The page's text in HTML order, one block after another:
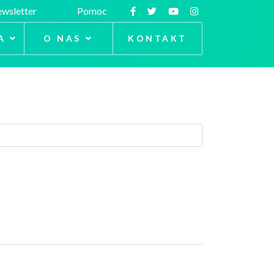
Pomoc
O NAS KONTAKT